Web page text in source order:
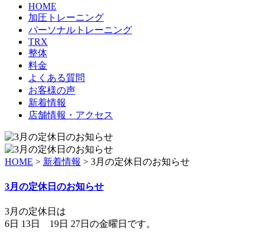
HOME
加圧トレーニング
パーソナルトレーニング
TRX
整体
料金
よくある質問
お客様の声
新着情報
店舗情報・アクセス
HOME > 新着情報 > 3月の定休日のお知らせ
3月の定休日のお知らせ
3月の定休日は
6日 13日 19日 27日の金曜日です。